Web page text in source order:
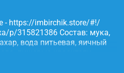
- https://imbirchik.store/#!/
p/315821386 Состав: мука,
вода питьевая, яичный
пищевые красители.